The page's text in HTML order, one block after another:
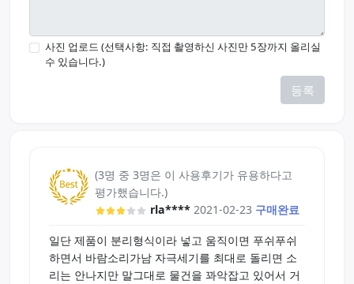
사진 업로드 (선택사항: 직접 촬영하신 사진만 5장까지 올리실
수 있습니다.)
등록
(3명 중 3명은 이 사용후기가 유용하다고
평가했습니다.)
rla**** 2021-02-23 구매완료
일단 제품이 분리형식이라 넣고 움직이면 푸쉬푸쉬
하면서 바람소리가남 자극세기를 최대로 돌리면 소
리는 안나지만 말그대로 물건을 꽈악잡고 있어서 거